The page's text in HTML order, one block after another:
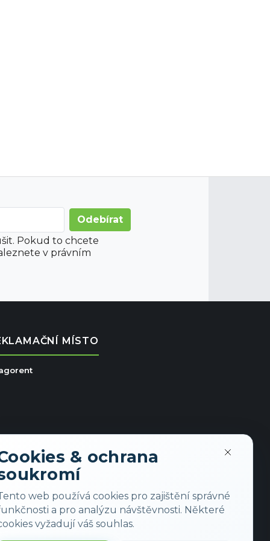
Pokud to chcete
v právním
MÍSTO
& ochrana
web používá cookies pro zajištění správné
a pro analýzu návštěvnosti. Některé
vyžadují váš souhlas.